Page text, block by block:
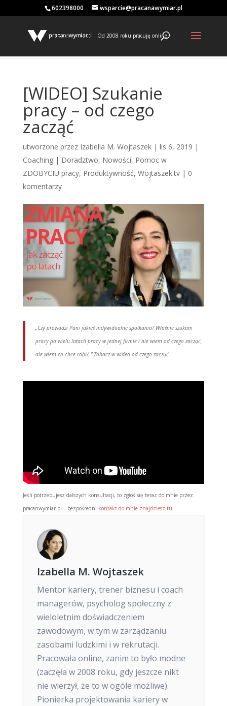
602398000 wsparcie@pracanawymiar.pl
Od 2008 roku pracuję online
[WIDEO] Szukanie
pracy – od czego
zacząć
utworzone przez Izabella M. Wojtaszek| lis 6, 2019 |
Coaching | Doradztwo, Nowości, Pomoc w
ZDOBYCIU pracy, Produktywność, Wojtaszek.tv| 0
komentarzy
„Czy prowadzi Pani jakieś indywidualne spotkania? Właśnie szukam
pracy po wielu latach pracy w jednej firmie i nie wiem od czego zacząć,
ale wiem co chce robić.” Zobacz w wideo od czego zacząć.
Jeśli potrzebujesz dalszych konsultacji, to zgłoś się teraz do mnie przez
pracanwymiar.pl – bezpośredni kontakt do mnie znajdziesz tu.
Izabella M. Wojtaszek
Mentor kariery, trener biznesu i coach
managerów, psycholog społeczny z
wieloletnim doświadczeniem
zawodowym, w tym w zarządzaniu
zasobami ludzkimi i w rekrutacji.
Pracowała online, zanim to było modne
(zaczęła w 2008 roku, gdy jeszcze nikt
nie wierzył, że to w ogóle możliwe).
Pionierka projektowania kariery w